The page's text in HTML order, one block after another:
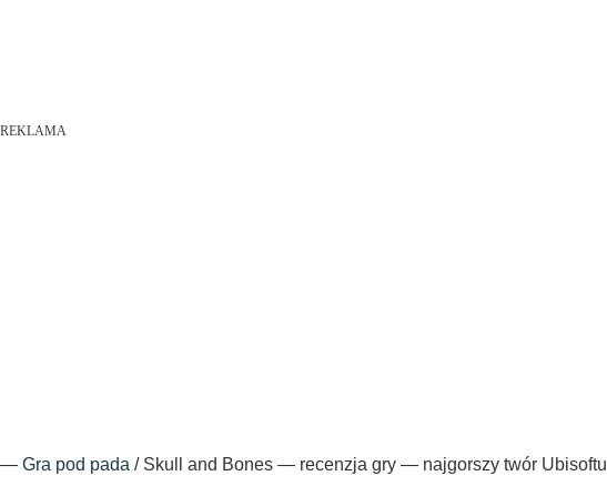
REKLAMA
― Gra pod pada / Skull and Bones — recenzja gry — najgorszy twór Ubisoftu